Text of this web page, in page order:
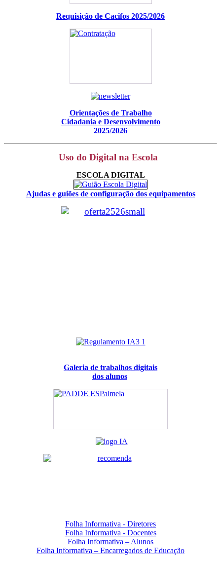
Requisição de Cacifos 2025/2026
Orientações de Trabalho
Cidadania e Desenvolvimento
2025/2026
Uso do Digital na Escola
ESCOLA DIGITAL
Ajudas e guiões de configuração dos equipamentos
Galeria de trabalhos digitais
dos alunos
Folha Informativa - Diretores
Folha Informativa - Docentes
Folha Informativa – Alunos
Folha Informativa – Encarregados de Educação